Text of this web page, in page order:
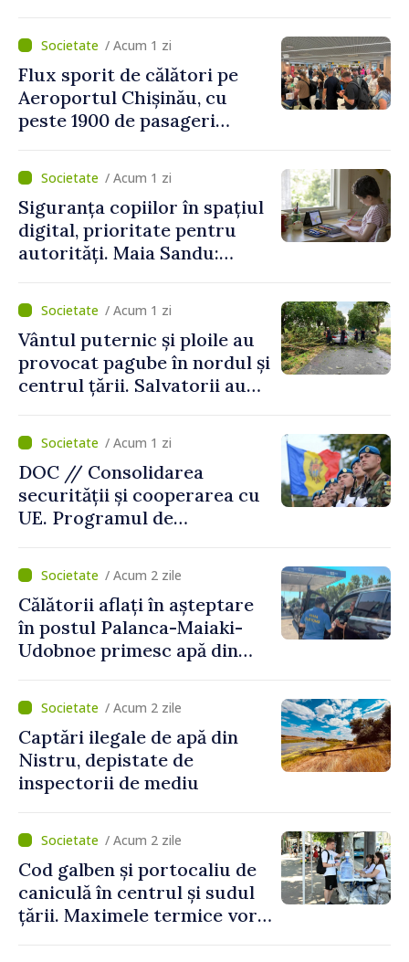
/ Acum 1 zi
Flux sporit de călători pe
Aeroportul Chișinău, cu
peste 1900 de pasageri
de vârf a concediilor
/ Acum 1 zi
Siguranța copiilor în spațiul
digital, prioritate pentru
autorități. Maia Sandu:
mecanisme care să-i
protejeze”/ Acum 1 zi
Vântul puternic și ploile au
provocat pagube în nordul și
centrul țării. Salvatorii au
/ Acum 1 zi
DOC // Consolidarea
securității și cooperarea cu
UE. Programul de
Naționale de Apărare pentru
perioada 2024–2034,
publicat în Monitorul Oficial
/ Acum 2 zile
Călătorii aflați în așteptare
în postul Palanca-Maiaki-
Udobnoe primesc apă din
și a polițiștilor de frontieră
/ Acum 2 zile
Captări ilegale de apă din
Nistru, depistate de
inspectorii de mediu
/ Acum 2 zile
Cod galben și portocaliu de
caniculă în centrul și sudul
țării. Maximele termice vor